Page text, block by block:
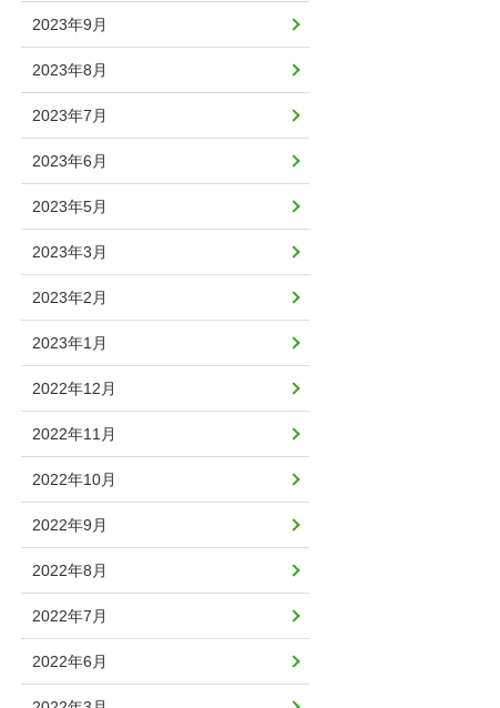
2023年9月
2023年8月
2023年7月
2023年6月
2023年5月
2023年3月
2023年2月
2023年1月
2022年12月
2022年11月
2022年10月
2022年9月
2022年8月
2022年7月
2022年6月